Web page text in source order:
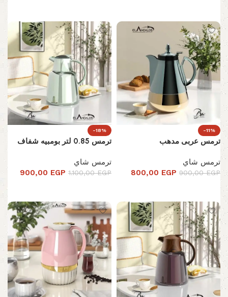
-11%
ترمس عربى مدهب
ترمس شاي
900,00EGP
800,00 EGP
-18%
ترمس 0.85 لتر بومبيه شفاف
ترمس شاي
1.100,00EGP
900,00 EGP